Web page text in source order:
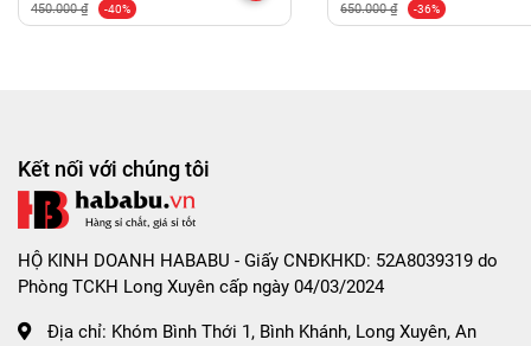
450.000 ₫ -40% 650.000 ₫ -36%
Kết nối với chúng tôi
HỘ KINH DOANH HABABU - Giấy CNĐKHKD: 52A8039319 do
Phòng TCKH Long Xuyên cấp ngày 04/03/2024
Địa chỉ: Khóm Bình Thới 1, Bình Khánh, Long Xuyên, An